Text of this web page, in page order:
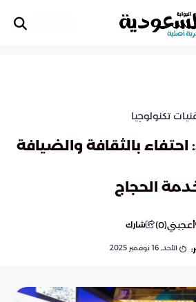
تكنولوجيا
بالثقافة والضيافة
الحجاج
أعجبني(
0
) شارك
الأحد, 16 نوفمبر 2025